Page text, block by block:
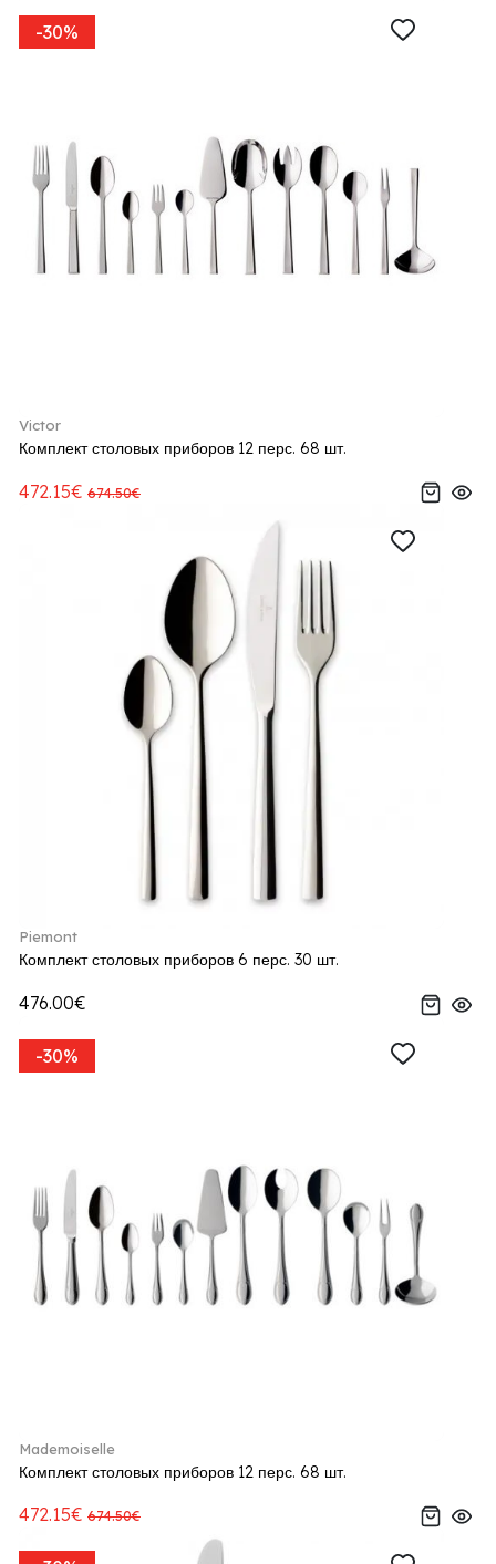
-30%
Victor
Комплект столовых приборов 12 перс. 68 шт.
472.15€ 674.50€
Piemont
Комплект столовых приборов 6 перс. 30 шт.
476.00€
-30%
Mademoiselle
Комплект столовых приборов 12 перс. 68 шт.
472.15€ 674.50€